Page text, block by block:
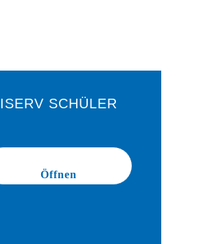
ISERV SCHÜLER
Öffnen